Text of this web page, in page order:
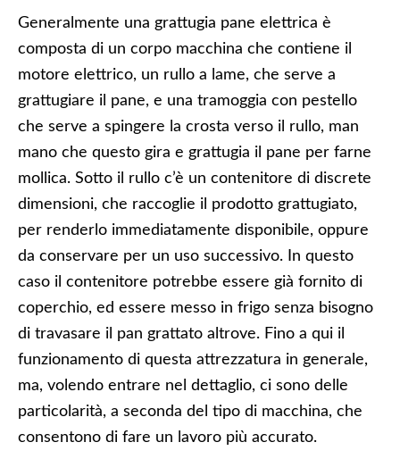
Generalmente una grattugia pane elettrica è
composta di un corpo macchina che contiene il
motore elettrico, un rullo a lame, che serve a
grattugiare il pane, e una tramoggia con pestello
che serve a spingere la crosta verso il rullo, man
mano che questo gira e grattugia il pane per farne
mollica. Sotto il rullo c’è un contenitore di discrete
dimensioni, che raccoglie il prodotto grattugiato,
per renderlo immediatamente disponibile, oppure
da conservare per un uso successivo. In questo
caso il contenitore potrebbe essere già fornito di
coperchio, ed essere messo in frigo senza bisogno
di travasare il pan grattato altrove. Fino a qui il
funzionamento di questa attrezzatura in generale,
ma, volendo entrare nel dettaglio, ci sono delle
particolarità, a seconda del tipo di macchina, che
consentono di fare un lavoro più accurato.